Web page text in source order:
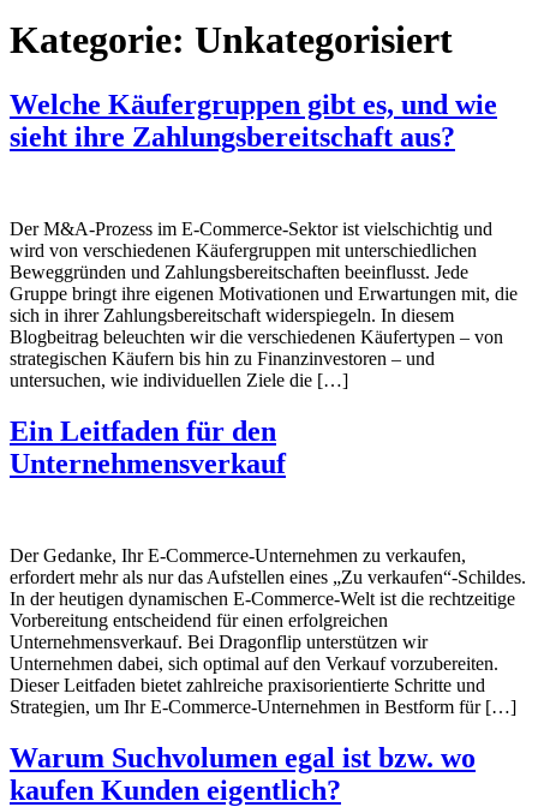
Kategorie: Unkategorisiert
Welche Käufergruppen gibt es, und wie
sieht ihre Zahlungsbereitschaft aus?
Der M&A-Prozess im E-Commerce-Sektor ist vielschichtig und
wird von verschiedenen Käufergruppen mit unterschiedlichen
Beweggründen und Zahlungsbereitschaften beeinflusst. Jede
Gruppe bringt ihre eigenen Motivationen und Erwartungen mit, die
sich in ihrer Zahlungsbereitschaft widerspiegeln. In diesem
Blogbeitrag beleuchten wir die verschiedenen Käufertypen – von
strategischen Käufern bis hin zu Finanzinvestoren – und
untersuchen, wie individuellen Ziele die […]
Ein Leitfaden für den
Unternehmensverkauf
Der Gedanke, Ihr E-Commerce-Unternehmen zu verkaufen,
erfordert mehr als nur das Aufstellen eines „Zu verkaufen“-Schildes.
In der heutigen dynamischen E-Commerce-Welt ist die rechtzeitige
Vorbereitung entscheidend für einen erfolgreichen
Unternehmensverkauf. Bei Dragonflip unterstützen wir
Unternehmen dabei, sich optimal auf den Verkauf vorzubereiten.
Dieser Leitfaden bietet zahlreiche praxisorientierte Schritte und
Strategien, um Ihr E-Commerce-Unternehmen in Bestform für […]
Warum Suchvolumen egal ist bzw. wo
kaufen Kunden eigentlich?